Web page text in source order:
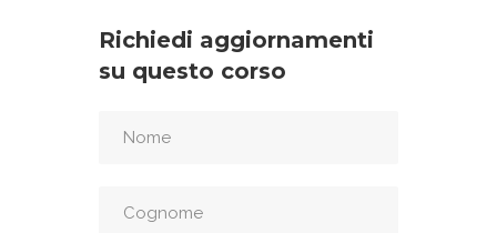
Richiedi aggiornamenti
su questo corso